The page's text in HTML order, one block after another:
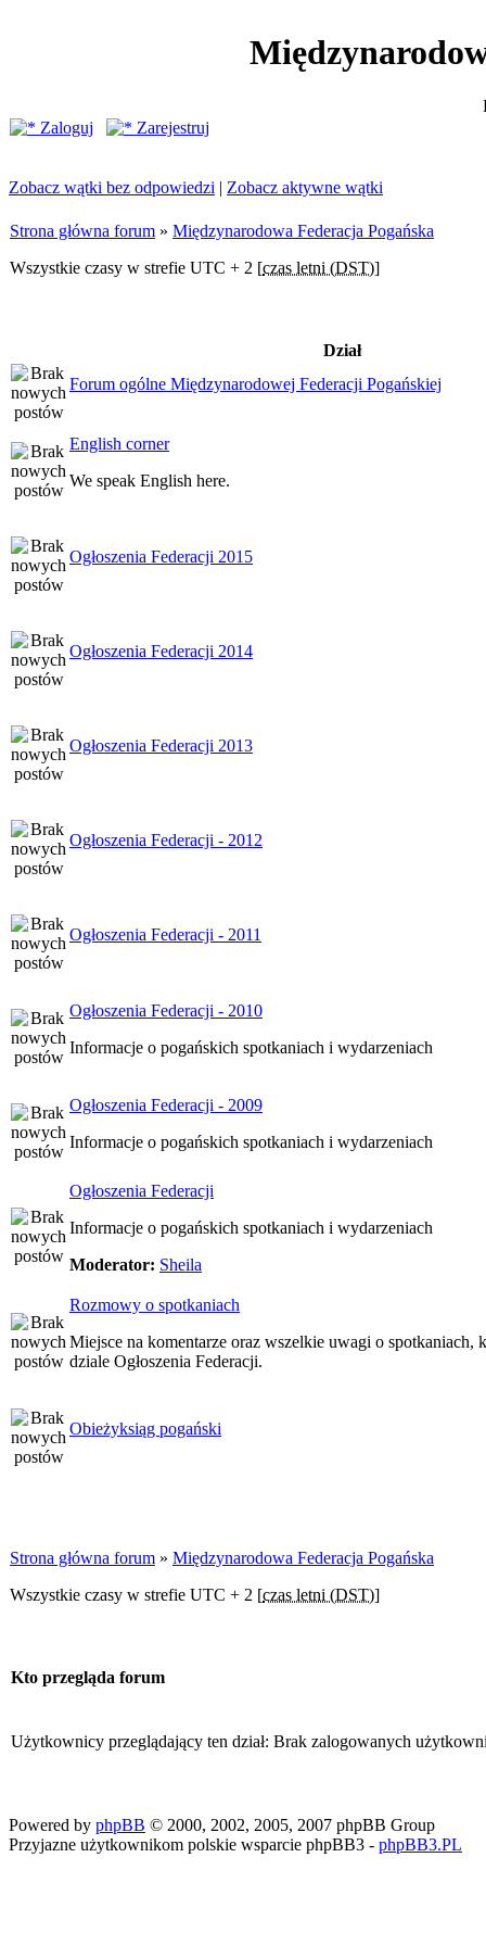
Zaloguj
Zarejestruj
Zobacz wątki bez odpowiedzi | Zobacz aktywne wątki
Strona główna forum » Międzynarodowa Federacja Pogańska
Wszystkie czasy w strefie UTC + 2 [czas letni (DST)]
Dział
Forum ogólne Międzynarodowej Federacji Pogańskiej
English corner
We speak English here.
Ogłoszenia Federacji 2015
Ogłoszenia Federacji 2014
Ogłoszenia Federacji 2013
Ogłoszenia Federacji - 2012
Ogłoszenia Federacji - 2011
Ogłoszenia Federacji - 2010
Informacje o pogańskich spotkaniach i wydarzeniach
Ogłoszenia Federacji - 2009
Informacje o pogańskich spotkaniach i wydarzeniach
Ogłoszenia Federacji
Informacje o pogańskich spotkaniach i wydarzeniach
Moderator: Sheila
Rozmowy o spotkaniach
Miejsce na komentarze oraz wszelkie uwagi o spotkaniach,
dziale Ogłoszenia Federacji.
Obieżyksiąg pogański
Strona główna forum » Międzynarodowa Federacja Pogańska
Wszystkie czasy w strefie UTC + 2 [czas letni (DST)]
Kto przegląda forum
Użytkownicy przeglądający ten dział: Brak zalogowanych
Powered by phpBB © 2000, 2002, 2005, 2007 phpBB Group
Przyjazne użytkownikom polskie wsparcie phpBB3 - phpBB3.PL